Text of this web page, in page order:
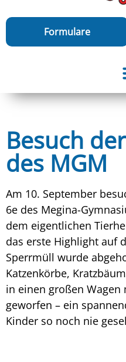
Formulare
Besuch
des MGM
Am 10. September
6e des Megina-
dem eigentlichen
das erste Highlight auf
Sperrmüll wurde
Katzenkörbe,
in einen großen
geworfen – ein
Kinder so noch nie